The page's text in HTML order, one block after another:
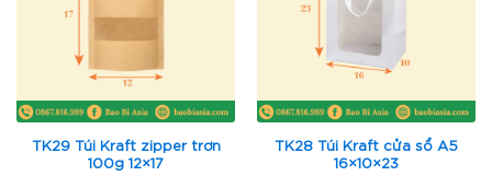
TK29 Túi Kraft zipper trơn
100g 12×17
TK28 Túi Kraft cửa sổ A5
16×10×23